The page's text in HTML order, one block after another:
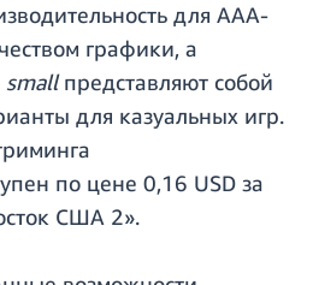
для AAA-
графики, а
smallпредставляют собой
для казуальных игр.
по цене 0,16 USD за
США 2».